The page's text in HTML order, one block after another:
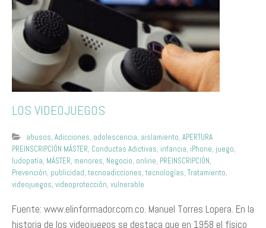
LOS VIDEOJUEGOS
abusos, Adicciones, adolescencia, aislamiento, APERTURA
PREINSCRIPCIÓN MÁSTER, Conductas Adictivas, infancia, iPhone, juego,
ludopatía, MÁSTER, menores, Negocio, online, PREINSCRIPCIÓN,
Prevención, publicidad, tecnoadicciones, tecnologías, Tratamiento,
videojuegos, videoprotección, vulnerable
Fuente: www.elinformador.com.co. Manuel Torres Lopera. En la
historia de los videojuegos se destaca que en 1958 el físico